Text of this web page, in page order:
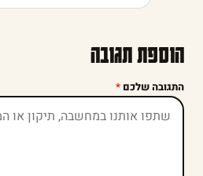
הוספת תגובה
התגובה שלכם *